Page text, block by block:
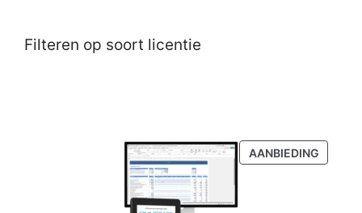
Filteren op soort licentie
AANBIEDING
IN